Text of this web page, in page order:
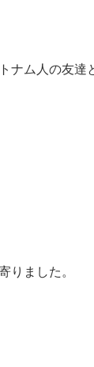
ナム人の友達
りました。